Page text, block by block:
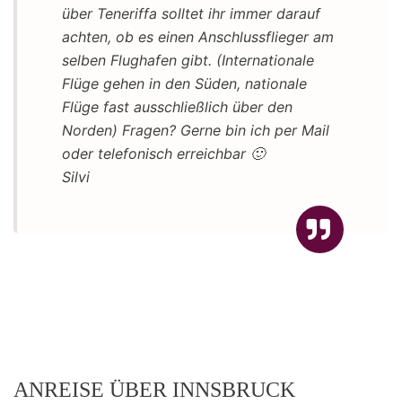
über Teneriffa solltet ihr immer darauf
achten, ob es einen Anschlussflieger am
selben Flughafen gibt. (Internationale
Flüge gehen in den Süden, nationale
Flüge fast ausschließlich über den
Norden) Fragen? Gerne bin ich per Mail
oder telefonisch erreichbar 🙂
Silvi
ANREISE ÜBER INNSBRUCK